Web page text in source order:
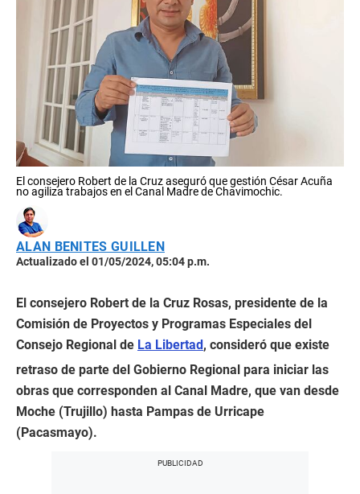
El consejero Robert de la Cruz aseguró que gestión César Acuña
no agiliza trabajos en el Canal Madre de Chavimochic.
ALAN BENITES GUILLEN
Actualizado el 01/05/2024, 05:04 p.m.
El consejero Robert de la Cruz Rosas, presidente de la
Comisión de Proyectos y Programas Especiales del
Consejo Regional de La Libertad, consideró que existe
retraso de parte del Gobierno Regional para iniciar las
obras que corresponden al Canal Madre, que van desde
Moche (Trujillo) hasta Pampas de Urricape
(Pacasmayo).